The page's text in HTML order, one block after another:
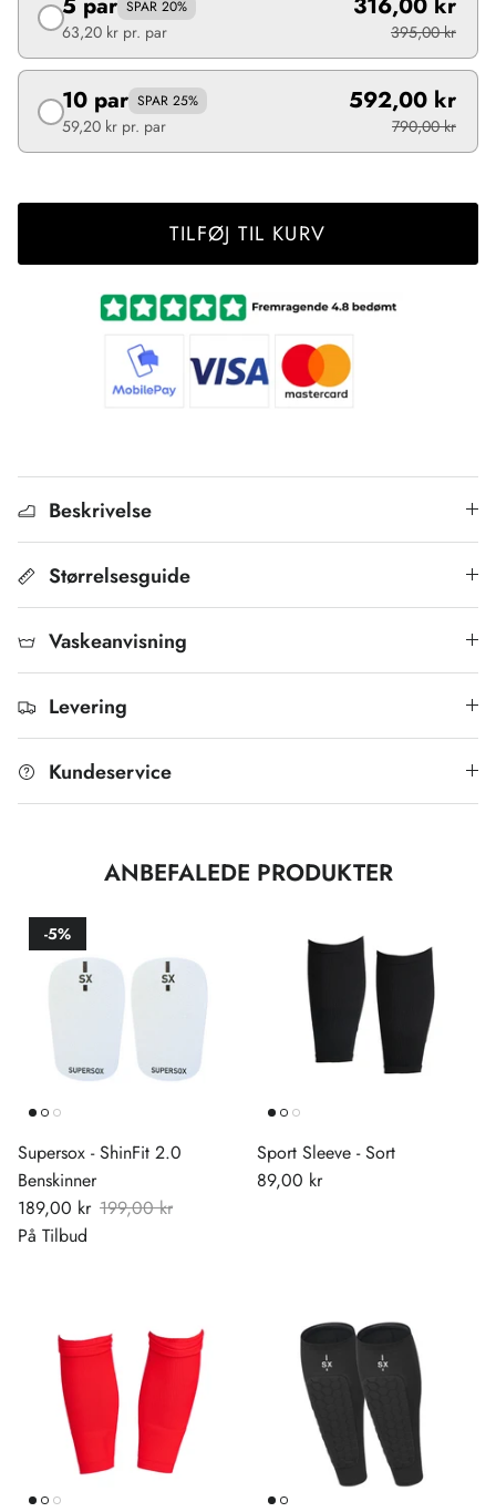
SPAR 20%
63,20 kr pr. par 395,00 kr
10 par SPAR 25%
59,20 kr pr. par
592,00 kr
790,00 kr
TILFØJ TIL KURV
Beskrivelse
Størrelsesguide
Vaskeanvisning
Levering
Kundeservice
ANBEFALEDE PRODUKTER
-5%
Supersox - ShinFit 2.0
Benskinner
189,00 kr 199,00 kr
På Tilbud
Sport Sleeve - Sort
89,00 kr